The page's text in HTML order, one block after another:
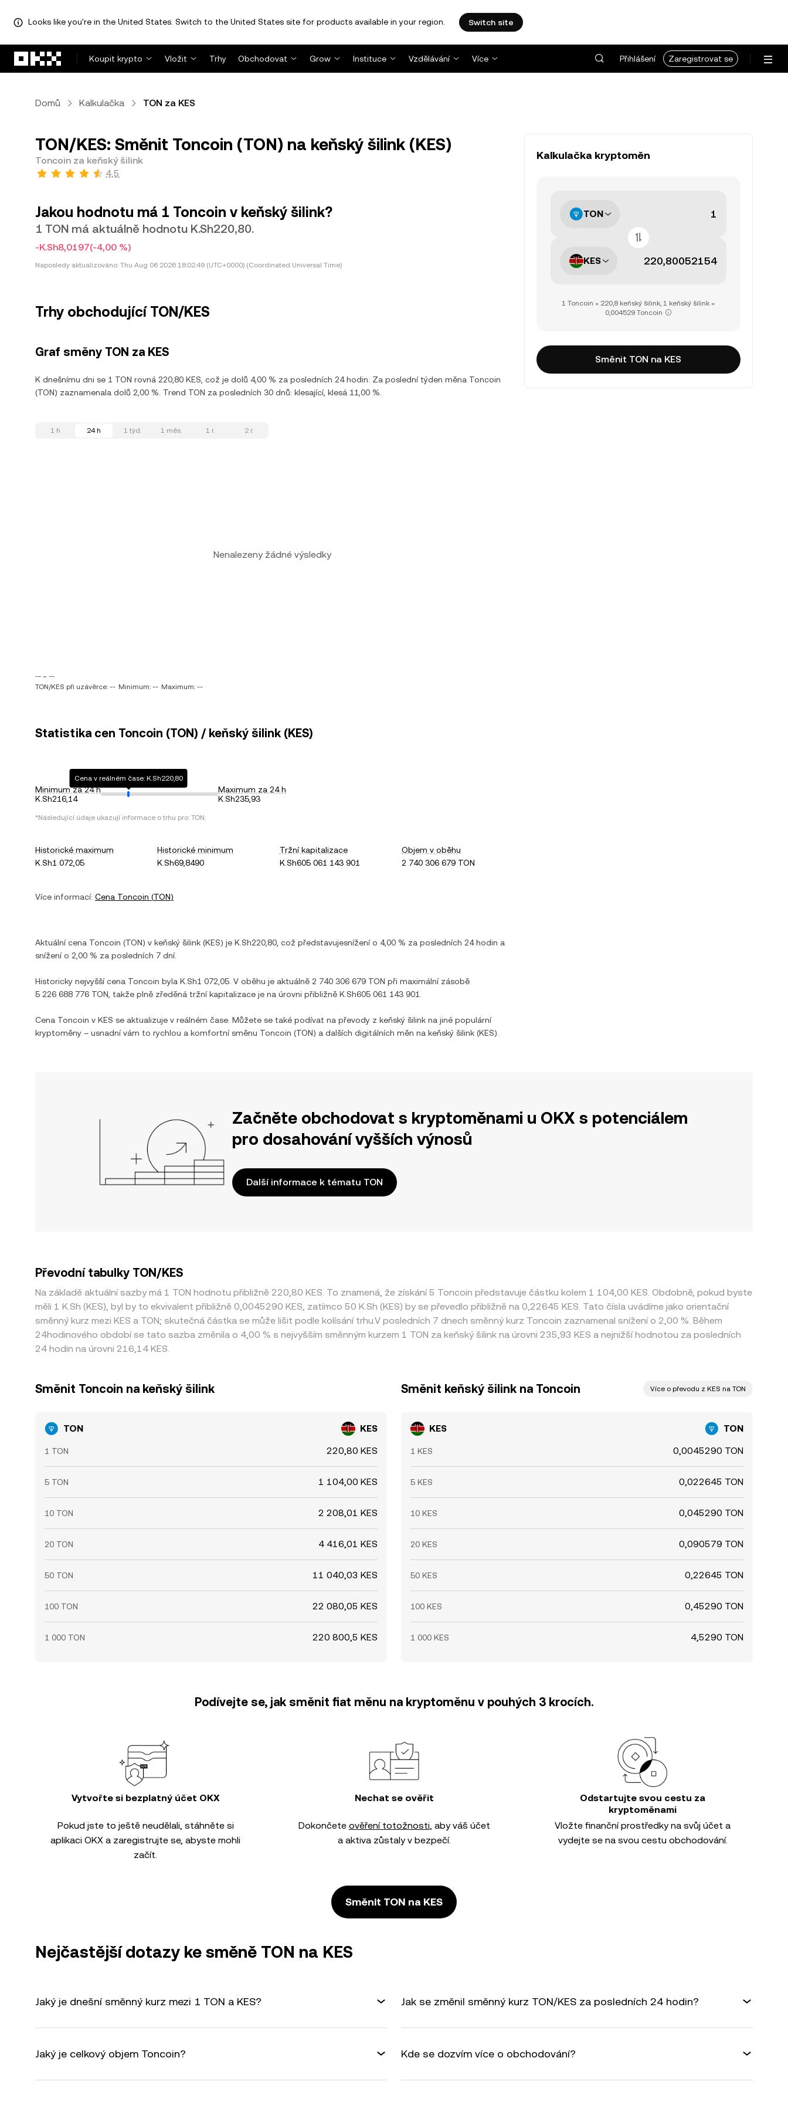
Looks like you're in the United States. Switch to the United States site for products available in your region. Switch site
Koupit krypto
Vložit Trhy Obchodovat Grow Instituce Vzdělávání Více Přihlášení Zaregistrovat se
Domů Kalkulačka TON za KES
TON/KES: Směnit Toncoin (TON) na keňský šilink (KES)
Toncoin za keňský šilink
4,5
Jakou hodnotu má 1 Toncoin v keňský šilink?
1 TON má aktuálně hodnotu K.Sh220,80.
-K.Sh8,0197(-4,00 %)
Naposledy aktualizováno: Thu Aug 06 2026 18:02:49 (UTC+0000) (Coordinated Universal Time)
Trhy obchodující TON/KES
Graf směny TON za KES
K dnešnímu dni se 1 TON rovná 220,80 KES, což je dolů 4,00 % za posledních 24 hodin. Za poslední týden měna Toncoin
(TON) zaznamenala dolů 2,00 %. Trend TON za posledních 30 dnů: klesající, klesá 11,00 %.
1 h 24 h 1 týd. 1 měs. 1 r. 2 r.
Nenalezeny žádné výsledky
-- ~ --
TON/KES při uzávěrce: -- Minimum: -- Maximum: --
Statistika cen Toncoin (TON) / keňský šilink (KES)
Minimum za 24 h
K.Sh216,14
Cena v reálném čase: K.Sh220,80
Maximum za 24 h
K.Sh235,93
*Následující údaje ukazují informace o trhu pro: TON.
Historické maximum
K.Sh1 072,05
Historické minimum
K.Sh69,8490
Tržní kapitalizace
K.Sh605 061 143 901
Objem v oběhu
2 740 306 679 TON
Více informací: Cena Toncoin (TON)
Aktuální cena Toncoin (TON) v keňský šilink (KES) je K.Sh220,80 , což představujesníženío 4,00 % za posledních 24 hodin a
sníženío 2,00 % za posledních 7 dní.
Historicky nejvyšší cena Toncoin byla K.Sh1 072,05 . V oběhu je aktuálně 2 740 306 679 TON při maximální zásobě
5 226 688 776 TON , takže plně zředěná tržní kapitalizace je na úrovni přibližně K.Sh605 061 143 901
Cena Toncoin v KES se aktualizuje v reálném čase. Můžete se také podívat na převody z keňský šilink na jiné populární
kryptoměny – usnadní vám to rychlou a komfortní směnu Toncoin (TON) a dalších digitálních měn na keňský šilink (KES).
Kalkulačka kryptoměn
TON
KES
1 Toncoin = 220,8 keňský šilink, 1 keňský šilink =
0,004529 Toncoin
Směnit TON na KES
Začněte obchodovat s kryptoměnami u OKX s potenciálem
pro dosahování vyšších výnosů
Další informace k tématu TON
Převodní tabulky TON/KES
Na základě aktuální sazby má 1 TON hodnotu přibližně 220,80 KES. To znamená, že získání 5 Toncoin představuje částku kolem 1 104,00 KES. Obdobně, pokud byste
měli 1 K.Sh (KES), byl by to ekvivalent přibližně 0,0045290 KES, zatímco 50 K.Sh (KES) by se převedlo přibližně na 0,22645 KES. Tato čísla uvádíme jako orientační
směnný kurz mezi KES a TON; skutečná částka se může lišit podle kolísání trhu.V posledních 7 dnech směnný kurz Toncoin zaznamenal snížení o 2,00 %. Během
24hodinového období se tato sazba změnila o 4,00 % s nejvyšším směnným kurzem 1 TON za keňský šilink na úrovni 235,93 KES a nejnižší hodnotou za posledních
24 hodin na úrovni 216,14 KES.
Směnit Toncoin na keňský šilink
TON KES
1 TON 220,80 KES
5 TON 1 104,00 KES
10 TON 2 208,01 KES
20 TON 4 416,01 KES
50 TON 11 040,03 KES
100 TON 22 080,05 KES
1 000 TON 220 800,5 KES
Směnit keňský šilink na Toncoin Více o převodu z KES na TON
KES TON
1 KES 0,0045290 TON
5 KES 0,022645 TON
10 KES 0,045290 TON
20 KES 0,090579 TON
50 KES 0,22645 TON
100 KES 0,45290 TON
1 000 KES 4,5290 TON
Podívejte se, jak směnit fiat měnu na kryptoměnu v pouhých 3 krocích.
Vytvořte si bezplatný účet OKX
Pokud jste to ještě neudělali, stáhněte si
aplikaci OKX a zaregistrujte se, abyste mohli
začít.
Nechat se ověřit
Dokončete ověření totožnosti, aby váš účet
a aktiva zůstaly v bezpečí.
Odstartujte svou cestu za
kryptoměnami
Vložte finanční prostředky na svůj účet a
vydejte se na svou cestu obchodování.
Směnit TON na KES
Nejčastější dotazy ke směně TON na KES
Jaký je dnešní směnný kurz mezi 1 TON a KES? Jak se změnil směnný kurz TON/KES za posledních 24 hodin?
Jaký je celkový objem Toncoin? Kde se dozvím více o obchodování?